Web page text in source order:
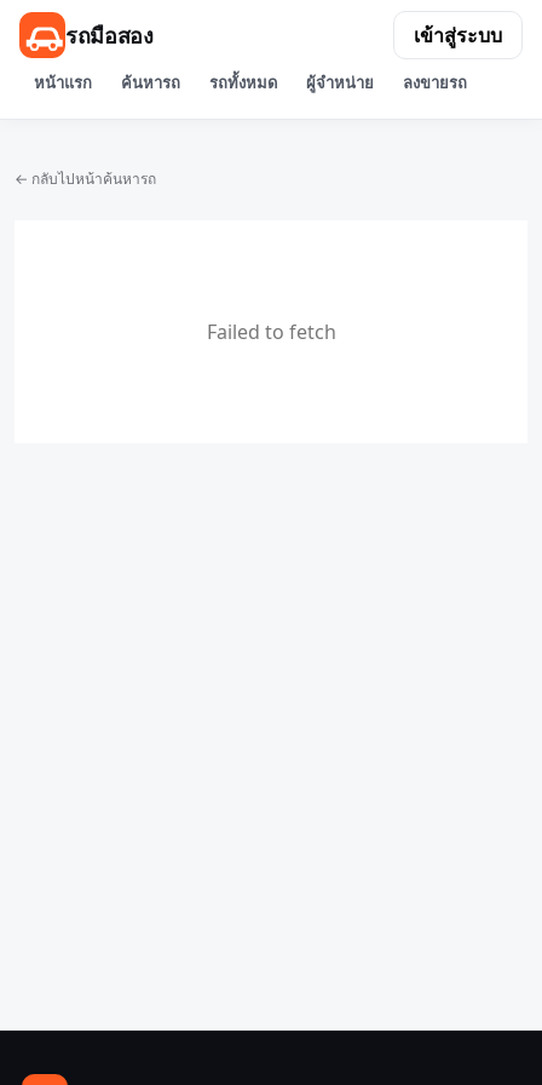
รถมือสอง
หน้าแรก ค้นหารถ รถทั้งหมด ผู้จำหน่าย ลงขายรถ
เข้าสู่ระบบ
← กลับไปหน้าค้นหารถ
Failed to fetch